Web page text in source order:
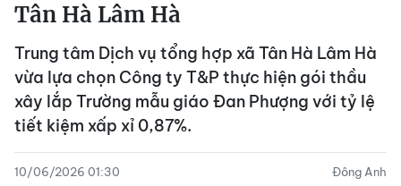
Tân Hà Lâm Hà
Trung tâm Dịch vụ tổng hợp xã Tân Hà Lâm Hà
vừa lựa chọn Công ty T&P thực hiện gói thầu
xây lắp Trường mẫu giáo Đan Phượng với tỷ lệ
tiết kiệm xấp xỉ 0,87%.
10/06/2026 01:30 Đông Anh